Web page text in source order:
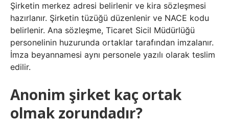
Şirketin merkez adresi belirlenir ve kira sözleşmesi
hazırlanır. Şirketin tüzüğü düzenlenir ve NACE kodu
belirlenir. Ana sözleşme, Ticaret Sicil Müdürlüğü
personelinin huzurunda ortaklar tarafından imzalanır.
İmza beyannamesi aynı personele yazılı olarak teslim
edilir.
Anonim şirket kaç ortak
olmak zorundadır?